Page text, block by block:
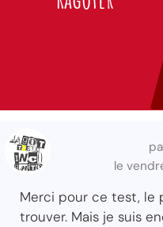
le
Merci pour ce test, le
trouver. Mais je suis